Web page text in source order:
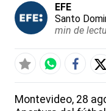
EFE
Santo
min de
Montevideo, 28